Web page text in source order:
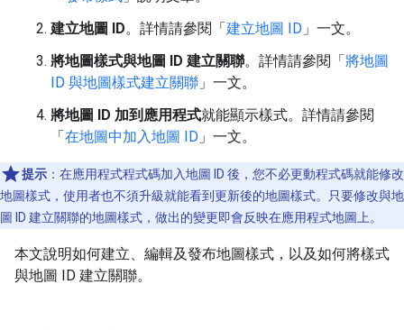
建立地圖 ID。詳情請參閱「建立地圖 ID 」一文。
將地圖樣式與地圖 ID 建立關聯。詳情請參閱「將地圖
ID 與地圖樣式建立關聯 」一文。
將地圖 ID 加到應用程式就能顯示樣式。詳情請參閱
「在地圖中加入地圖 ID 」一文。
提示 ：在應用程式程式碼加入地圖 ID 後，您不必更動程式碼就能修改
地圖樣式，使用者也不須升級就能看到更新後的地圖樣式。只要修改與地
圖 ID 建立關聯的地圖樣式，做出的變更即會反映在應用程式地圖上。
本文說明如何建立、編輯及發布地圖樣式，以及如何將樣式
與地圖 ID 建立關聯。